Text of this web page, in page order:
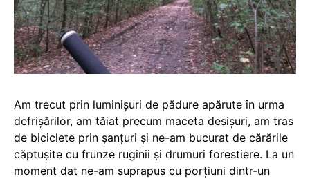
Am trecut prin luminișuri de pădure apărute în urma
defrișărilor, am tăiat precum maceta desișuri, am tras
de biciclete prin șanțuri și ne-am bucurat de cărările
căptușite cu frunze ruginii și drumuri forestiere. La un
moment dat ne-am suprapus cu porțiuni dintr-un